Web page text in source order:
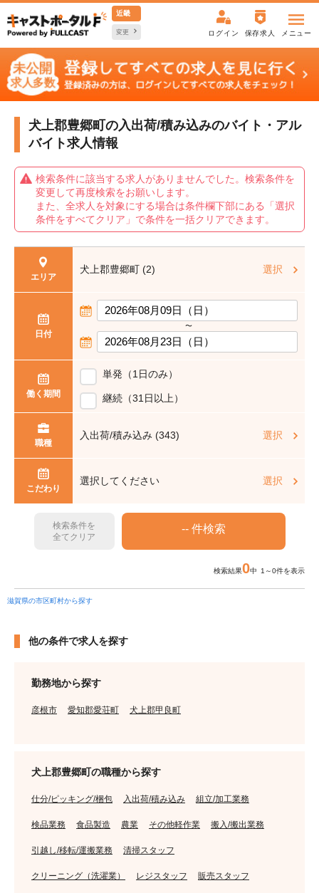
近畿
変更 ログイン 保存求人 メニュー
犬上郡豊郷町の入出荷/積み込みのバイト・アル
バイト求人情報
検索条件に該当する求人がありませんでした。検索条件を
変更して再度検索をお願いします。
また、全求人を対象にする場合は条件欄下部にある「選択
条件をすべてクリア」で条件を一括クリアできます。
エリア
犬上郡豊郷町 (2) 選択
日付
〜
働く期間
単発（1日のみ）
継続（31日以上）
職種
入出荷/積み込み (343) 選択
こだわり
選択してください 選択
検索条件を
全てクリア
検索結果0中 1～0件を表示
滋賀県の市区町村から探す
他の条件で求人を探す
勤務地から探す
彦根市 愛知郡愛荘町 犬上郡甲良町
犬上郡豊郷町の職種から探す
仕分/ピッキング/梱包 入出荷/積み込み 組立/加工業務
検品業務 食品製造 農業 その他軽作業 搬入/搬出業務
引越し/移転/運搬業務 清掃スタッフ
クリーニング（洗濯業） レジスタッフ 販売スタッフ